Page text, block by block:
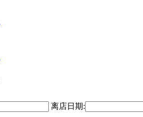
离店日期: